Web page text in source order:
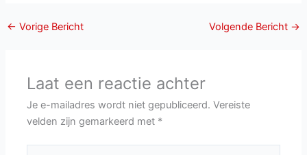
← Vorige Bericht Volgende Bericht →
Laat een reactie achter
Je e-mailadres wordt niet gepubliceerd. Vereiste
velden zijn gemarkeerd met *